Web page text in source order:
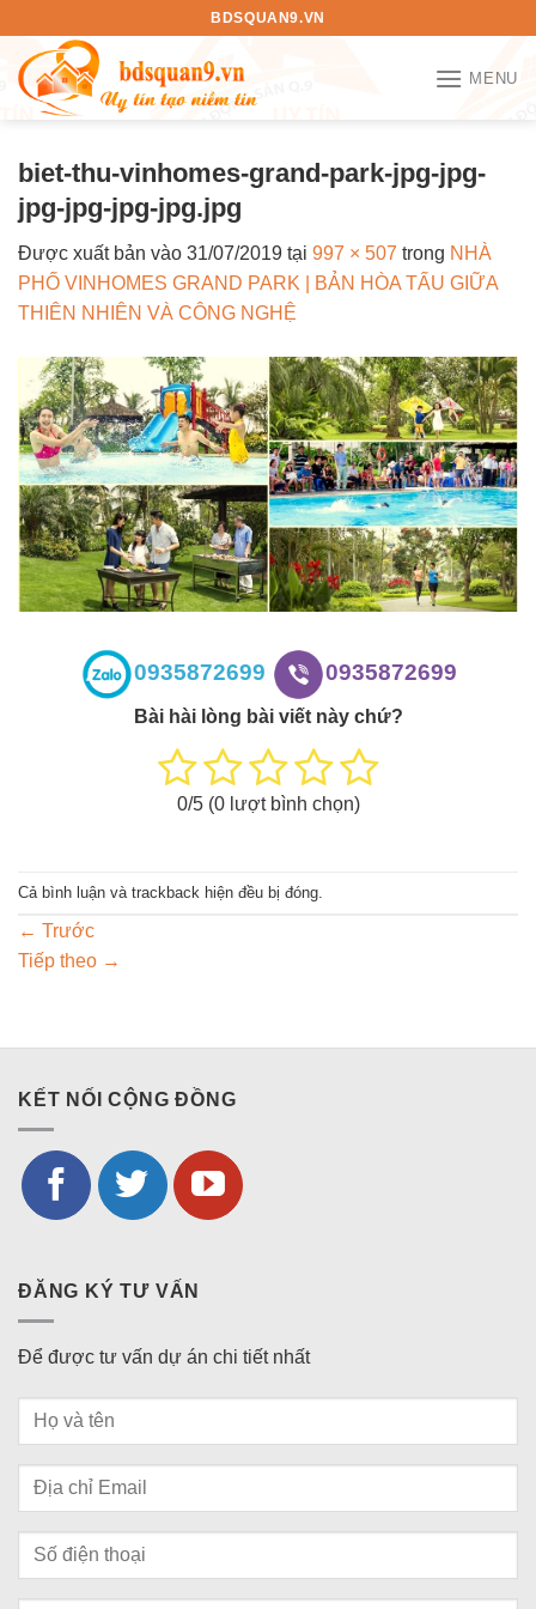
nội
dung
BDSQUAN9.VN
MENU
biet-thu-vinhomes-grand-park-jpg-jpg-
jpg-jpg-jpg-jpg.jpg
Được xuất bản vào 31/07/2019 tại 997 × 507 trong NHÀ
PHỐ VINHOMES GRAND PARK | BẢN HÒA TẤU GIỮA
THIÊN NHIÊN VÀ CÔNG NGHỆ
0935872699 0935872699
Bài hài lòng bài viết này chứ?
0/5 (0lượt bình chọn)
Cả bình luận và trackback hiện đều bị đóng.
← Trước
Tiếp theo →
KẾT NỐI CỘNG ĐỒNG
ĐĂNG KÝ TƯ VẤN
Để được tư vấn dự án chi tiết nhất